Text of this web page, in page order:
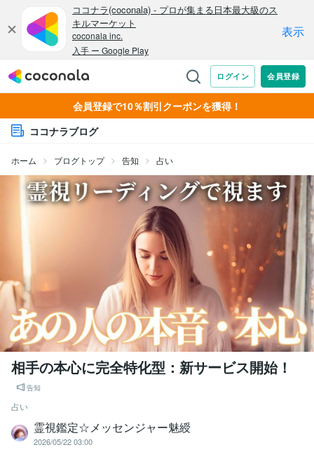
会員登録で10％割引クーポンを獲得！
ココナラブログ
ホーム ブログトップ 告知 占い
相手の本心に完全特化型：新サービス開始！
告知
占い
霊視鑑定☆メッセンジャー魅綬
2026/05/22 03:00